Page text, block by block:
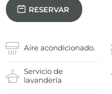
RESERVAR
Aire acondicionado.
Servicio de
lavandería